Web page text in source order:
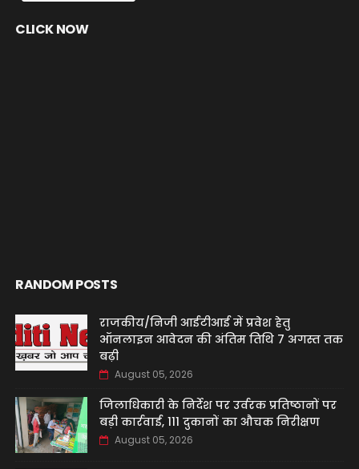
CLICK NOW
RANDOM POSTS
राजकीय/निजी आईटीआई में प्रवेश हेतु
ऑनलाइन आवेदन की अंतिम तिथि 7 अगस्त तक
बढ़ी
August 05, 2026
जिलाधिकारी के निर्देश पर उर्वरक प्रतिष्ठानों पर
बड़ी कार्रवाई, 111 दुकानों का औचक निरीक्षण
August 05, 2026